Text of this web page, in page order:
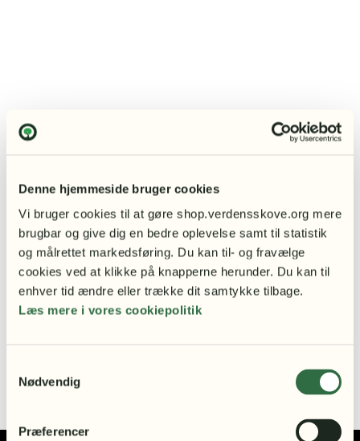
Denne hjemmeside bruger cookies
Vi bruger cookies til at gøre shop.verdensskove.org mere
brugbar og give dig en bedre oplevelse samt til statistik
og målrettet markedsføring. Du kan til- og fravælge
cookies ved at klikke på knapperne herunder. Du kan til
enhver tid ændre eller trække dit samtykke tilbage.
Læs mere i vores cookiepolitik
Nødvendig
Præferencer